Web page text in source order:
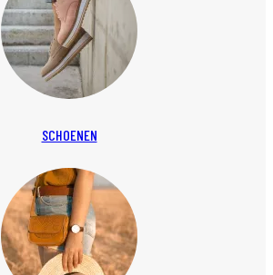
SCHOENEN